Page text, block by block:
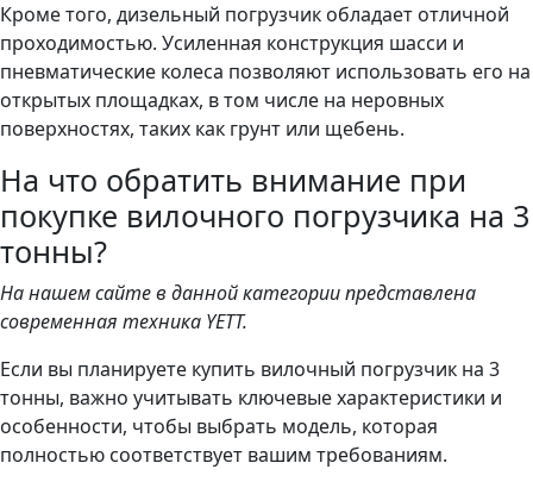
Кроме того, дизельный погрузчик обладает отличной
проходимостью. Усиленная конструкция шасси и
пневматические колеса позволяют использовать его на
открытых площадках, в том числе на неровных
поверхностях, таких как грунт или щебень.
На что обратить внимание при
покупке вилочного погрузчика на 3
тонны?
На нашем сайте в данной категории представлена
современная техника YETT.
Если вы планируете купить вилочный погрузчик на 3
тонны, важно учитывать ключевые характеристики и
особенности, чтобы выбрать модель, которая
полностью соответствует вашим требованиям.